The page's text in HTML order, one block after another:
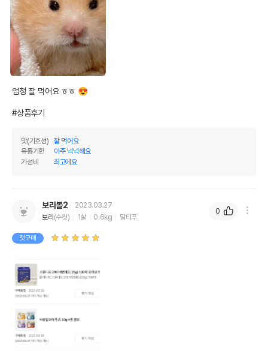
엄청 잘 먹어요 ㅎㅎ 😍
#상품후기
맛(기호성)
잘 먹어요
유통기한
아주 넉넉해요
가성비
최고에요
보리볼2
2023.03.27
보리(수컷) 1살 0.6kg 말티푸
첫구매
0